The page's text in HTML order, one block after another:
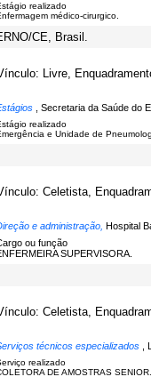
realizado
médico-cirurgico.
CE, Brasil.
Livre,
, Secretaria da Saúde do
realizado
e Unidade de
Celetista,
e administração, Hospital
ou função
SUPERVISORA.
Celetista,
técnicos especializados
realizado
DE AMOSTRAS SENIOR.